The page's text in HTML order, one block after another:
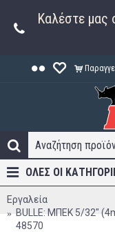
Καλέστε μας
ΟΛΕΣ ΟΙ
Εργαλεία
BULLE: ΜΠΕΚ 5/32"
48570